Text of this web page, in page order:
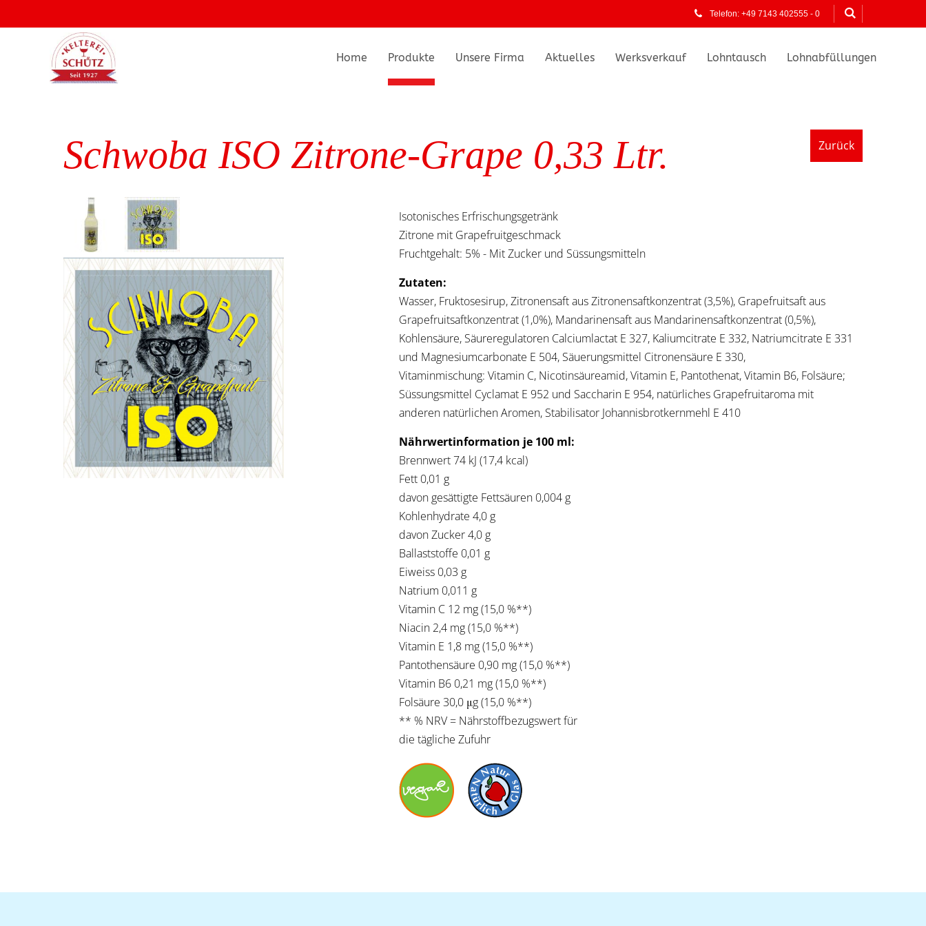
Telefon: +49 7143 402555 - 0
Home Produkte Unsere Firma Aktuelles Werksverkauf Lohntausch Lohnabfüllungen
Zurück
Schwoba ISO Zitrone-Grape 0,33 Ltr.
Isotonisches Erfrischungsgetränk
Zitrone mit Grapefruitgeschmack
Fruchtgehalt: 5% - Mit Zucker und Süssungsmitteln
Zutaten:
Wasser, Fruktosesirup, Zitronensaft aus Zitronensaftkonzentrat (3,5%), Grapefruitsaft aus
Grapefruitsaftkonzentrat (1,0%), Mandarinensaft aus Mandarinensaftkonzentrat (0,5%),
Kohlensäure, Säureregulatoren Calciumlactat E 327, Kaliumcitrate E 332, Natriumcitrate E 331
und Magnesiumcarbonate E 504, Säuerungsmittel Citronensäure E 330,
Vitaminmischung: Vitamin C, Nicotinsäureamid, Vitamin E, Pantothenat, Vitamin B6, Folsäure;
Süssungsmittel Cyclamat E 952 und Saccharin E 954, natürliches Grapefruitaroma mit
anderen natürlichen Aromen, Stabilisator Johannisbrotkernmehl E 410
Nährwertinformation je 100 ml:
Brennwert 74 kJ (17,4 kcal)
Fett 0,01 g
davon gesättigte Fettsäuren 0,004 g
Kohlenhydrate 4,0 g
davon Zucker 4,0 g
Ballaststoffe 0,01 g
Eiweiss 0,03 g
Natrium 0,011 g
Vitamin C 12 mg (15,0 %**)
Niacin 2,4 mg (15,0 %**)
Vitamin E 1,8 mg (15,0 %**)
Pantothensäure 0,90 mg (15,0 %**)
Vitamin B6 0,21 mg (15,0 %**)
Folsäure 30,0 μg (15,0 %**)
** % NRV = Nährstoffbezugswert für
die tägliche Zufuhr